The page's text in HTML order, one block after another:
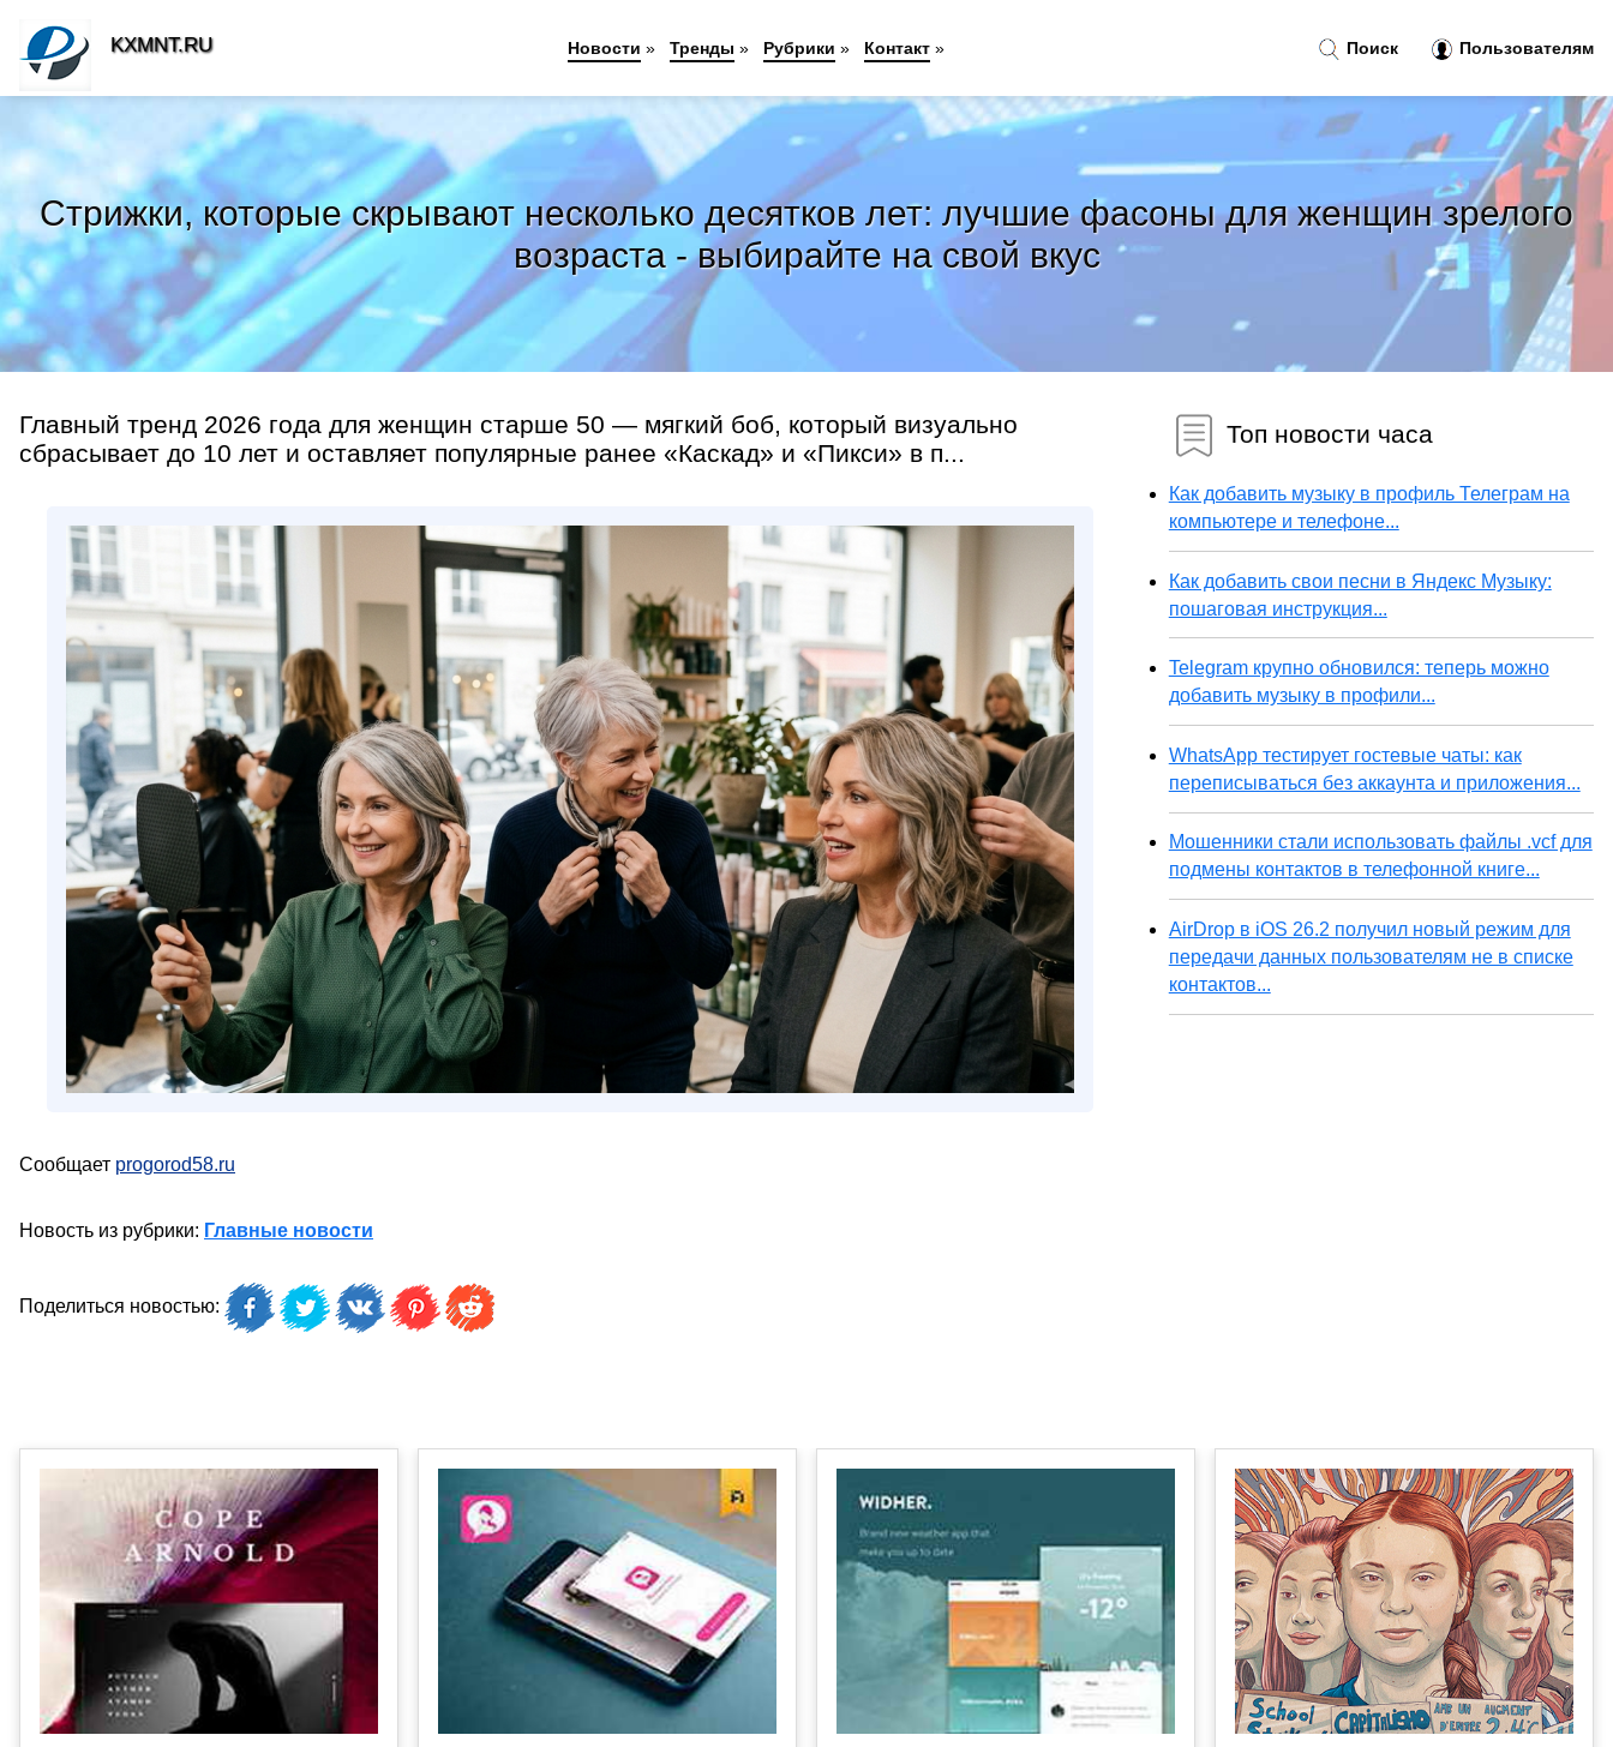
Стрижки, которые скрывают несколько десятков лет: лучшие фасоны для женщин зрелого
возраста - выбирайте на свой вкус
Главный тренд 2026 года для женщин старше 50 — мягкий боб, который визуально
сбрасывает до 10 лет и оставляет популярные ранее «Каскад» и «Пикси» в п...
Сообщает progorod58.ru
Новость из рубрики: Главные новости
Поделиться новостью:
Топ новости часа
Как добавить музыку в профиль Телеграм на
компьютере и телефоне...
Как добавить свои песни в Яндекс Музыку:
пошаговая инструкция...
Telegram крупно обновился: теперь можно
добавить музыку в профили...
WhatsApp тестирует гостевые чаты: как
переписываться без аккаунта и приложения...
Мошенники стали использовать файлы .vcf для
подмены контактов в телефонной книге...
AirDrop в iOS 26.2 получил новый режим для
передачи данных пользователям не в списке
контактов...
Поиск Пользователям
KXMNT.RU Новости » Тренды » Рубрики » Контакт»